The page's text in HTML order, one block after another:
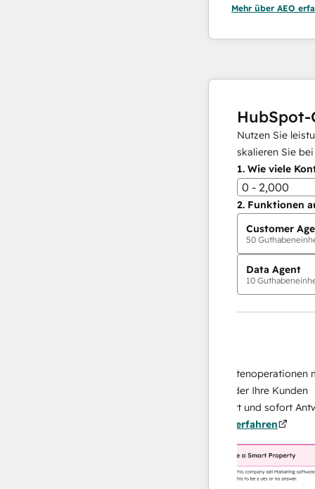
Mehr über AEO
HubSpot-
Nutzen Sie
skalieren Sie
1. Wie viele
0 - 2,000
2. Funktionen
Customer
50
Data Agent
10
Skalieren Sie Ihrer Datenoperationen mit
KI-gestützten Agent, der Ihre Kunden
recherchiert, analysiert und sofort
Mehr erfahren